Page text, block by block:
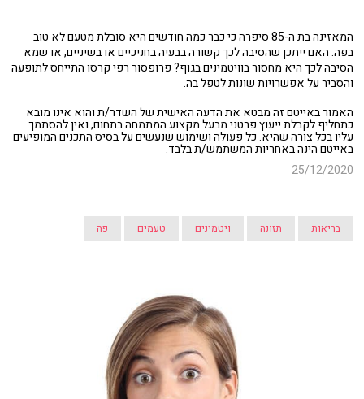
המאזינה בת ה-85 סיפרה כי כבר כמה חודשים היא סובלת מטעם לא טוב
בפה. האם ייתכן שהסיבה לכך קשורה בבעיה בחניכיים או בשיניים, או שמא
הסיבה לכך היא מחסור בוויטמינים בגוף? פרופסור רפי קרסו התייחס לתופעה
והסביר על אפשרויות שונות לטפל בה.
האמור באייטם זה מבטא את הדעה האישית של השדר/ת והוא אינו מובא
כתחליף לקבלת ייעוץ פרטני מבעל מקצוע המתמחה בתחום, ואין להסתמך
עליו בכל צורה שהיא. כל פעולה ושימוש שנעשים על בסיס התכנים המופיעים
באייטם הינה באחריות המשתמש/ת בלבד.
25/12/2020
בריאות תזונה ויטמינים טעמים פה